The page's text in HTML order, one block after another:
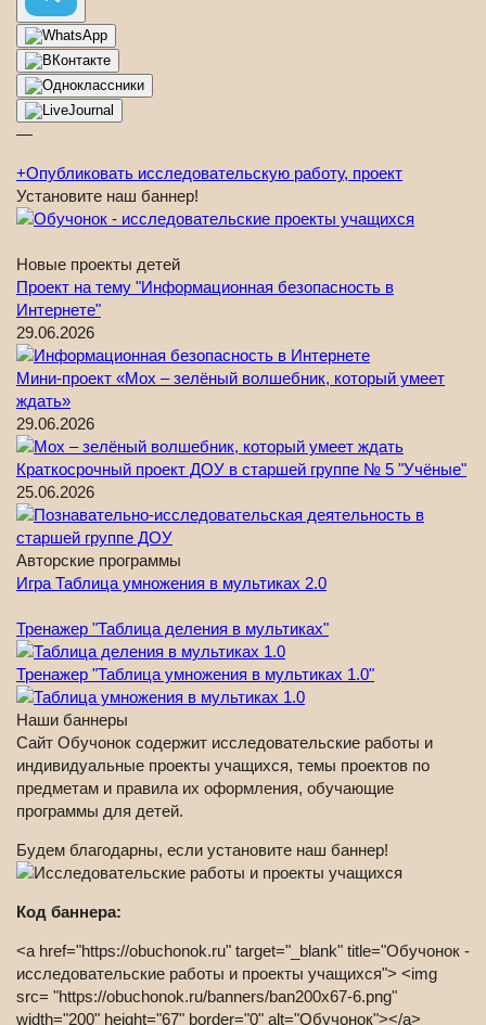
—
+Опубликовать исследовательскую работу, проект
Установите наш баннер!
Новые проекты детей
Проект на тему "Информационная безопасность в
Интернете"
29.06.2026
Мини-проект «Мох – зелёный волшебник, который умеет
ждать»
29.06.2026
Краткосрочный проект ДОУ в старшей группе № 5 "Учёные"
25.06.2026
Авторские программы
Игра Таблица умножения в мультиках 2.0
Тренажер "Таблица деления в мультиках"
Тренажер "Таблица умножения в мультиках 1.0"
Наши баннеры
Сайт Обучонок содержит исследовательские работы и
индивидуальные проекты учащихся, темы проектов по
предметам и правила их оформления, обучающие
программы для детей.
Будем благодарны, если установите наш баннер!
Код баннера:
<a href="https://obuchonok.ru" target="_blank" title="Обучонок -
исследовательские работы и проекты учащихся"> <img
src= "https://obuchonok.ru/banners/ban200x67-6.png"
width="200" height="67" border="0" alt="Обучонок"></a>